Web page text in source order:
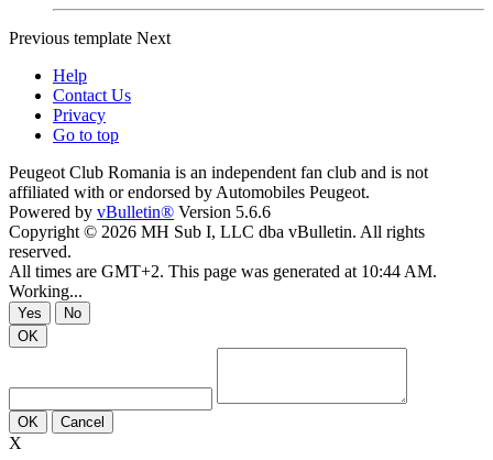
Previous template Next
Help
Contact Us
Privacy
Go to top
Peugeot Club Romania is an independent fan club and is not
affiliated with or endorsed by Automobiles Peugeot.
Powered by vBulletin® Version 5.6.6
Copyright © 2026 MH Sub I, LLC dba vBulletin. All rights
reserved.
All times are GMT+2. This page was generated at 10:44 AM.
Working...
Yes
No
OK
OK Cancel
X